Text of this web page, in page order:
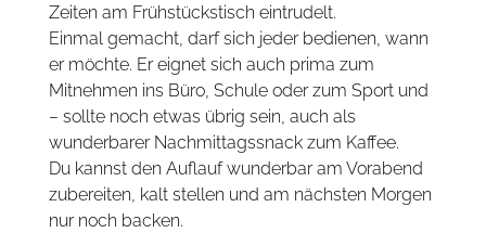
Zeiten am Frühstückstisch eintrudelt.
Einmal gemacht, darf sich jeder bedienen, wann
er möchte. Er eignet sich auch prima zum
Mitnehmen ins Büro, Schule oder zum Sport und
– sollte noch etwas übrig sein, auch als
wunderbarer Nachmittagssnack zum Kaffee.
Du kannst den Auflauf wunderbar am Vorabend
zubereiten, kalt stellen und am nächsten Morgen
nur noch backen.